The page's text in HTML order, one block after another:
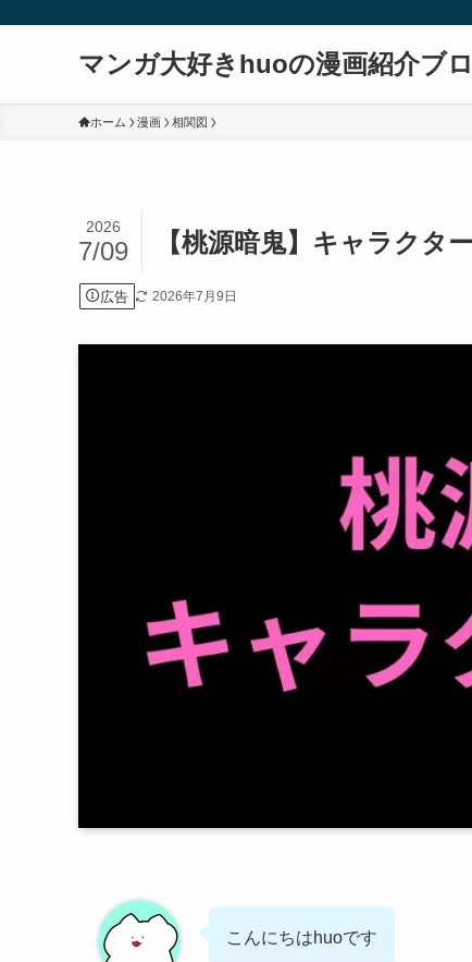
マンガ大好きhuoの漫画紹介ブ
ホーム 漫画 相関図
【桃源暗鬼】キャラクタ
2026
7/09
広告 2026年7月9日
こんにちはhuoです